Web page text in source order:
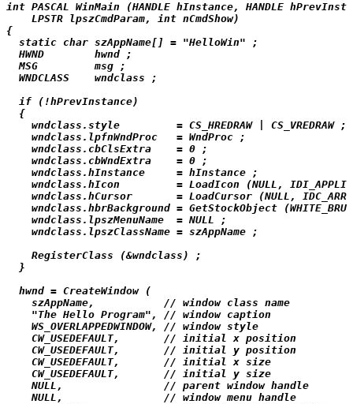
int PASCAL WinMain (HANDLE hInstance, HANDLE
    LPSTR lpszCmdParam, int nCmdShow)
{
  static char szAppName[] = "HelloWin" ;
  HWND        hwnd ;
  MSG         msg ;
  WNDCLASS    wndclass ;
  if (!hPrevInstance)
  {
    wndclass.style         = CS_HREDRAW | CS_VREDRAW ;
    wndclass.lpfnWndProc   = WndProc ;
    wndclass.cbClsExtra    = 0 ;
    wndclass.cbWndExtra    = 0 ;
    wndclass.hInstance     = hInstance ;
wndclass.hIcon         = LoadIcon (NULL,
wndclass.hCursor       = LoadCursor (NULL,
wndclass.hbrBackground = GetStockObject
    wndclass.lpszMenuName  = NULL ;
    wndclass.lpszClassName = szAppName ;
    RegisterClass (&wndclass) ;
  }
  hwnd = CreateWindow (
    szAppName,           // window class name
    "The Hello Program", // window caption
    WS_OVERLAPPEDWINDOW, // window style
    CW_USEDEFAULT,       // initial x position
    CW_USEDEFAULT,       // initial y position
    CW_USEDEFAULT,       // initial x size
    CW_USEDEFAULT,       // initial y size
    NULL,                // parent window handle
    NULL,                // window menu handle